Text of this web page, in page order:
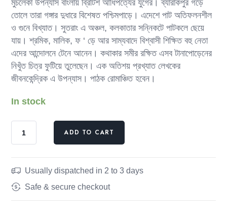
মুচলেকা উপন্যাস বাংলায় ব্রিটিশ আধিপত্যের যুগের। ব্যারাকপুর গড়ে
তোলে তারা গঙ্গার দুধারে বিশেষত পশ্চিমপাড়ে। এদেশে পাট অতিফলনশীল
ও গুনে বিখ্যাত। সুতরাং এ অঞ্চল, কলকাতার সন্নিকটে পাটকলে ছেয়ে
যায়। শ্রমিক, মালিক, ফ ‘ ড়ে আর সাম্যবাদে বিশ্বাসী শিক্ষিত বহু নেতা
এদের আন্দোলনে টেনে আনেন। কথাকার সমীর রক্ষিত এসব টানাপোড়েনের
নিখুঁত চিত্র ফুটিয়ে তুলেছেন। এক অতিশয় প্রখ্যাত লেখকের
জীবনকেন্দ্রিক এ উপন্যাস। পাঠক রোমাঞ্চিত হবেন।
In stock
ADD TO CART
Usually dispatched in 2 to 3 days
Safe & secure checkout